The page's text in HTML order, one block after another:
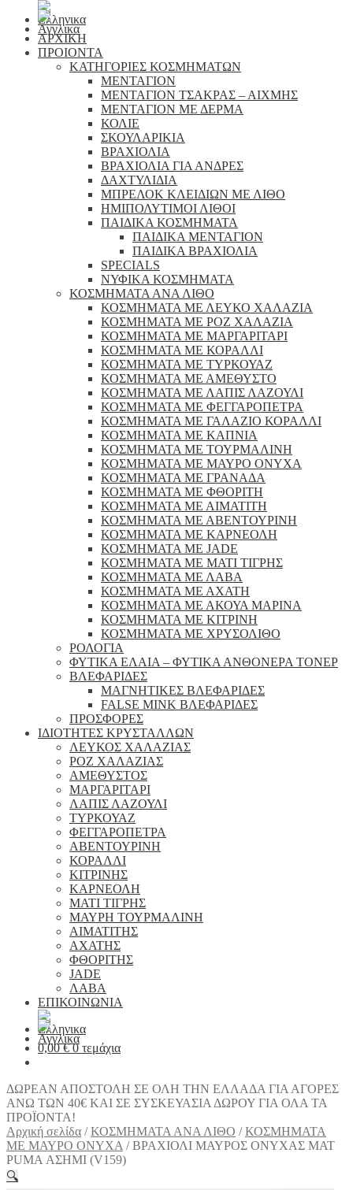
ΑΡΧΙΚΗ
ΠΡΟΙΟΝΤΑ
ΚΑΤΗΓΟΡΙΕΣ ΚΟΣΜΗΜΑΤΩΝ
ΜΕΝΤΑΓΙΟΝ
ΜΕΝΤΑΓΙΟΝ ΤΣΑΚΡΑΣ – ΑΙΧΜΗΣ
ΜΕΝΤΑΓΙΟΝ ΜΕ ΔΕΡΜΑ
ΚΟΛΙΕ
ΣΚΟΥΛΑΡΙΚΙΑ
ΒΡΑΧΙΟΛΙΑ
ΒΡΑΧΙΟΛΙΑ ΓΙΑ ΑΝΔΡΕΣ
ΔΑΧΤΥΛΙΔΙΑ
ΜΠΡΕΛΟΚ ΚΛΕΙΔΙΩΝ ΜΕ ΛΙΘΟ
ΗΜΙΠΟΛΥΤΙΜΟΙ ΛΙΘΟΙ
ΠΑΙΔΙΚΑ ΚΟΣΜΗΜΑΤΑ
ΠΑΙΔΙΚΑ ΜΕΝΤΑΓΙΟΝ
ΠΑΙΔΙΚΑ ΒΡΑΧΙΟΛΙΑ
SPECIALS
ΝΥΦΙΚΑ ΚΟΣΜΗΜΑΤΑ
ΚΟΣΜΗΜΑΤΑ ΑΝΑ ΛΙΘΟ
ΚΟΣΜΗΜΑΤΑ ΜΕ ΛΕΥΚΟ ΧΑΛΑΖΙΑ
ΚΟΣΜΗΜΑΤΑ ΜΕ ΡΟΖ ΧΑΛΑΖΙΑ
ΚΟΣΜΗΜΑΤΑ ΜΕ ΜΑΡΓΑΡΙΤΑΡΙ
ΚΟΣΜΗΜΑΤΑ ΜΕ ΚΟΡΑΛΛΙ
ΚΟΣΜΗΜΑΤΑ ΜΕ ΤΥΡΚΟΥΑΖ
ΚΟΣΜΗΜΑΤΑ ΜΕ ΑΜΕΘΥΣΤΟ
ΚΟΣΜΗΜΑΤΑ ΜΕ ΛΑΠΙΣ ΛΑΖΟΥΛΙ
ΚΟΣΜΗΜΑΤΑ ΜΕ ΦΕΓΓΑΡΟΠΕΤΡΑ
ΚΟΣΜΗΜΑΤΑ ΜΕ ΓΑΛΑΖΙΟ ΚΟΡΑΛΛΙ
ΚΟΣΜΗΜΑΤΑ ΜΕ ΚΑΠΝΙΑ
ΚΟΣΜΗΜΑΤΑ ΜΕ ΤΟΥΡΜΑΛΙΝΗ
ΚΟΣΜΗΜΑΤΑ ΜΕ ΜΑΥΡΟ ΟΝΥΧΑ
ΚΟΣΜΗΜΑΤΑ ΜΕ ΓΡΑΝΑΔΑ
ΚΟΣΜΗΜΑΤΑ ΜΕ ΦΘΟΡΙΤΗ
ΚΟΣΜΗΜΑΤΑ ΜΕ ΑΙΜΑΤΙΤΗ
ΚΟΣΜΗΜΑΤΑ ΜΕ ΑΒΕΝΤΟΥΡΙΝΗ
ΚΟΣΜΗΜΑΤΑ ΜΕ ΚΑΡΝΕΟΛΗ
ΚΟΣΜΗΜΑΤΑ ΜΕ JADE
ΚΟΣΜΗΜΑΤΑ ΜΕ ΜΑΤΙ ΤΙΓΡΗΣ
ΚΟΣΜΗΜΑΤΑ ΜΕ ΛΑΒΑ
ΚΟΣΜΗΜΑΤΑ ΜΕ ΑΧΑΤΗ
ΚΟΣΜΗΜΑΤΑ ΜΕ ΑΚΟΥΑ ΜΑΡΙΝΑ
ΚΟΣΜΗΜΑΤΑ ΜΕ ΚΙΤΡΙΝΗ
ΚΟΣΜΗΜΑΤΑ ΜΕ ΧΡΥΣΟΛΙΘΟ
ΡΟΛΟΓΙΑ
ΦΥΤΙΚΑ ΕΛΑΙΑ – ΦΥΤΙΚΑ ΑΝΘΟΝΕΡΑ ΤΟΝΕΡ
ΒΛΕΦΑΡΙΔΕΣ
ΜΑΓΝΗΤΙΚΕΣ ΒΛΕΦΑΡΙΔΕΣ
FALSE MINK ΒΛΕΦΑΡΙΔΕΣ
ΠΡΟΣΦΟΡΕΣ
ΙΔΙΟΤΗΤΕΣ ΚΡΥΣΤΑΛΛΩΝ
ΛΕΥΚΟΣ ΧΑΛΑΖΙΑΣ
ΡΟΖ ΧΑΛΑΖΙΑΣ
ΑΜΕΘΥΣΤΟΣ
ΜΑΡΓΑΡΙΤΑΡΙ
ΛΑΠΙΣ ΛΑΖΟΥΛΙ
ΤΥΡΚΟΥΑΖ
ΦΕΓΓΑΡΟΠΕΤΡΑ
ΑΒΕΝΤΟΥΡΙΝΗ
ΚΟΡΑΛΛΙ
ΚΙΤΡΙΝΗΣ
ΚΑΡΝΕΟΛΗ
ΜΑΤΙ ΤΙΓΡΗΣ
ΜΑΥΡΗ ΤΟΥΡΜΑΛΙΝΗ
ΑΙΜΑΤΙΤΗΣ
ΑΧΑΤΗΣ
ΦΘΟΡΙΤΗΣ
JADE
ΛΑΒΑ
ΕΠΙΚΟΙΝΩΝΙΑ
0,00€ 0 τεμάχια
ΔΩΡΕΑΝ ΑΠΟΣΤΟΛΗ ΣΕ ΟΛΗ ΤΗΝ ΕΛΛΑΔΑ ΓΙΑ ΑΓΟΡΕΣ
ΑΝΩ ΤΩΝ 40€ ΚΑΙ ΣΕ ΣΥΣΚΕΥΑΣΙΑ ΔΩΡΟΥ ΓΙΑ ΟΛΑ ΤΑ
ΠΡΟΪΟΝΤΑ!
Αρχική σελίδα /ΚΟΣΜΗΜΑΤΑ ΑΝΑ ΛΙΘΟ /ΚΟΣΜΗΜΑΤΑ
ΜΕ ΜΑΥΡΟ ΟΝΥΧΑ /ΒΡΑΧΙΟΛΙ ΜΑΥΡΟΣ ΟΝΥΧΑΣ ΜΑΤ
PUMA ΑΣΗΜΙ (V159)
🔍